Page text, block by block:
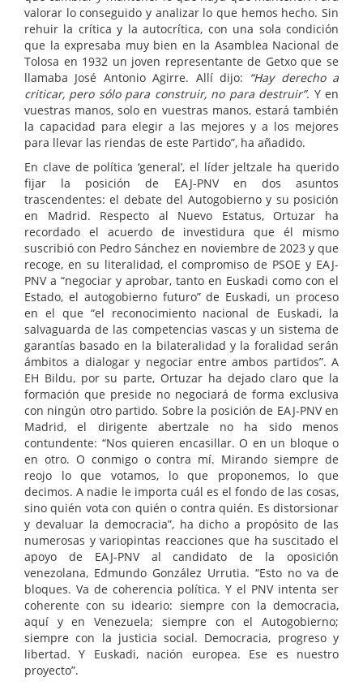
valorar lo conseguido y analizar lo que hemos hecho. Sin
rehuir la crítica y la autocrítica, con una sola condición
que la expresaba muy bien en la Asamblea Nacional de
Tolosa en 1932 un joven representante de Getxo que se
llamaba José Antonio Agirre. Allí dijo: “Hay derecho a
criticar, pero sólo para construir, no para destruir”. Y en
vuestras manos, solo en vuestras manos, estará también
la capacidad para elegir a las mejores y a los mejores
para llevar las riendas de este Partido”, ha añadido.
En clave de política ‘general’, el líder jeltzale ha querido
fijar la posición de EAJ-PNV en dos asuntos
trascendentes: el debate del Autogobierno y su posición
en Madrid. Respecto al Nuevo Estatus, Ortuzar ha
recordado el acuerdo de investidura que él mismo
suscribió con Pedro Sánchez en noviembre de 2023 y que
recoge, en su literalidad, el compromiso de PSOE y EAJ-
PNV a “negociar y aprobar, tanto en Euskadi como con el
Estado, el autogobierno futuro” de Euskadi, un proceso
en el que “el reconocimiento nacional de Euskadi, la
salvaguarda de las competencias vascas y un sistema de
garantías basado en la bilateralidad y la foralidad serán
ámbitos a dialogar y negociar entre ambos partidos”. A
EH Bildu, por su parte, Ortuzar ha dejado claro que la
formación que preside no negociará de forma exclusiva
con ningún otro partido. Sobre la posición de EAJ-PNV en
Madrid, el dirigente abertzale no ha sido menos
contundente: “Nos quieren encasillar. O en un bloque o
en otro. O conmigo o contra mí. Mirando siempre de
reojo lo que votamos, lo que proponemos, lo que
decimos. A nadie le importa cuál es el fondo de las cosas,
sino quién vota con quién o contra quién. Es distorsionar
y devaluar la democracia”, ha dicho a propósito de las
numerosas y variopintas reacciones que ha suscitado el
apoyo de EAJ-PNV al candidato de la oposición
venezolana, Edmundo González Urrutia. “Esto no va de
bloques. Va de coherencia política. Y el PNV intenta ser
coherente con su ideario: siempre con la democracia,
aquí y en Venezuela; siempre con el Autogobierno;
siempre con la justicia social. Democracia, progreso y
libertad. Y Euskadi, nación europea. Ese es nuestro
proyecto”.